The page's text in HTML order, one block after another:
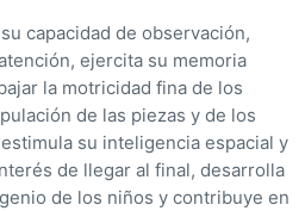
capacidad de observación,
ejercita su memoria
la motricidad fina de los
de las piezas y de los
su inteligencia espacial y
de llegar al final, desarrolla
de los niños y contribuye en